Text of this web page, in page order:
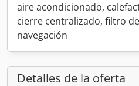
aire acondicionado,
cierre centralizado, filtro
navegación
Detalles de la oferta